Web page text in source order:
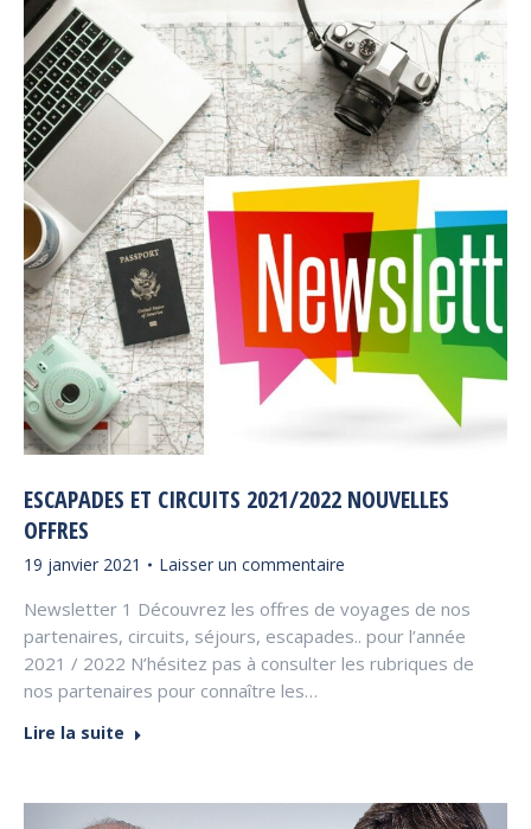
ESCAPADES ET CIRCUITS 2021/2022 NOUVELLES
OFFRES
19 janvier 2021 Laisser un commentaire
Newsletter 1 Découvrez les offres de voyages de nos
partenaires, circuits, séjours, escapades.. pour l’année
2021 / 2022 N’hésitez pas à consulter les rubriques de
nos partenaires pour connaître les…
Lire la suite